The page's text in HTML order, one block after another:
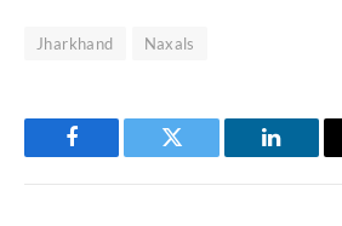
Jharkhand Naxals
Facebook Twitter